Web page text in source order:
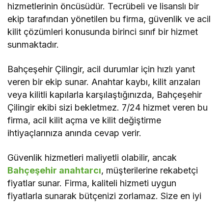
hizmetlerinin öncüsüdür. Tecrübeli ve lisanslı bir
ekip tarafından yönetilen bu firma, güvenlik ve acil
kilit çözümleri konusunda birinci sınıf bir hizmet
sunmaktadır.
Bahçeşehir Çilingir, acil durumlar için hızlı yanıt
veren bir ekip sunar. Anahtar kaybı, kilit arızaları
veya kilitli kapılarla karşılaştığınızda, Bahçeşehir
Çilingir ekibi sizi bekletmez. 7/24 hizmet veren bu
firma, acil kilit açma ve kilit değiştirme
ihtiyaçlarınıza anında cevap verir.
Güvenlik hizmetleri maliyetli olabilir, ancak
Bahçeşehir anahtarcı, müşterilerine rekabetçi
fiyatlar sunar. Firma, kaliteli hizmeti uygun
fiyatlarla sunarak bütçenizi zorlamaz. Size en iyi